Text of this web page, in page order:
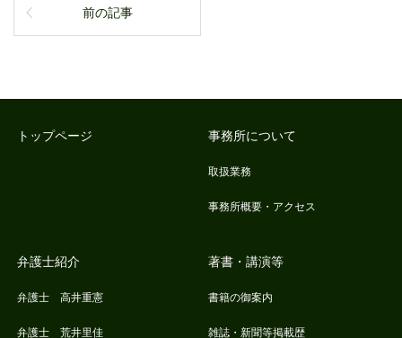
前の記事
トップページ 事務所について
取扱業務
事務所概要・アクセス
弁護士紹介
弁護士 高井重憲
弁護士 荒井里佳
著書・講演等
書籍の御案内
雑誌・新聞等掲載歴